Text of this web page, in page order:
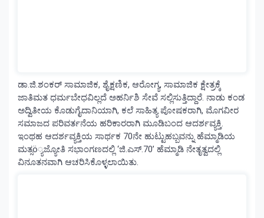
ಡಾ.ಜಿ.ಶಂಕರ್ ಸಾಮಾಜಿಕ, ಶೈಕ್ಷಣಿಕ, ಆರೋಗ್ಯ, ಸಾಮಾಜಿಕ ಕ್ಷೇತ್ರಕ್ಕೆ
ಜಾತಿಮತ ಧರ್ಮಬೇಧವಿಲ್ಲದೆ ಅಹರ್ನಿಶಿ ಸೇವೆ ಸಲ್ಲಿಸುತ್ತಿದ್ದಾರೆ. ನಾಡು ಕಂಡ
ಅದ್ವಿತೀಯ ಕೊಡುಗೈದಾನಿಯಾಗಿ, ಕಲೆ ಸಾಹಿತ್ಯ ಪೋಷಕರಾಗಿ, ಮೊಗವೀರ
ಸಮಾಜದ ಪರಿವರ್ತನೆಯ ಹರಿಕಾರರಾಗಿ ಮೂಡಿಬಂದ ಆದರ್ಶವ್ಯಕ್ತಿ.
ಇಂಥಹ ಆದರ್ಶವ್ಯಕ್ತಿಯ ಸಾರ್ಥಕ 70ನೇ ಹುಟ್ಟುಹಬ್ಬವನ್ನು ಹೆಮ್ಮಾಡಿಯ
ಮತ್ಸö್ಯಜ್ಯೋತಿ ಸಭಾಂಗಣದಲ್ಲಿ ‘ಜಿ.ಎಸ್.70’ ಹೆಮ್ಮಾಡಿ ನೇತೃತ್ವದಲ್ಲಿ
ವಿನೂತನವಾಗಿ ಆಚರಿಸಿಕೊಳ್ಳಲಾಯಿತು.